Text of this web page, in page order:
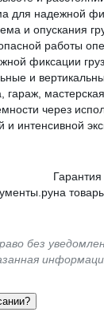
для надежной
и опускания
работы
фиксации
и
через
и интенсивной
на
без